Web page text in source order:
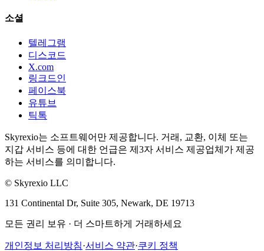
소셜
텔레그램
디스코드
X.com
링크드인
페이스북
유튜브
틱톡
Skyrexio는 소프트웨어만 제공합니다. 거래, 교환, 이체 또는
지갑 서비스 등에 대한 언급은 제3자 서비스 제공업체가 제공
하는 서비스를 의미합니다.
© Skyrexio LLC
131 Continental Dr, Suite 305, Newark, DE 19713
모든 권리 보유 · 더 스마트하게 거래하세요
개인정보 처리방침·서비스 약관·쿠키 정책